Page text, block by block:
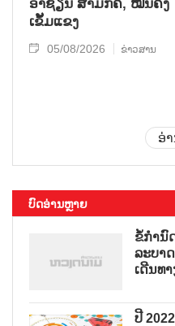
ອາຊຽນ ສາມັກຄີ, ໝັ້ນຄົງ
ເຂັ້ມແຂງ
05/08/2026 ຂ່າວສານ
ອ່
ບົດອ່ານຫຼາຍ
ຂໍ້ກຳນົ
ລະບາ
ເດີນທ
ປີ